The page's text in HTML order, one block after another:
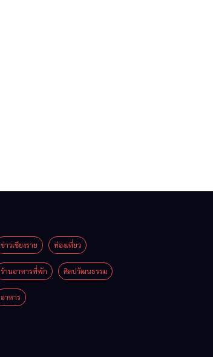
ข่าวเชียงราย ท่องเที่ยว
ร้านอาหารที่พัก ศิลปวัฒนธรรม
อาหาร